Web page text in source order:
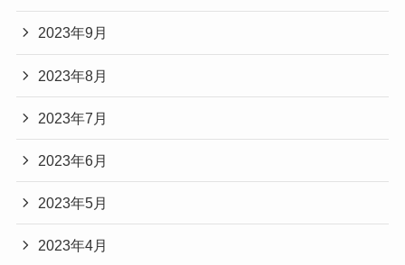
2023年9月
2023年8月
2023年7月
2023年6月
2023年5月
2023年4月